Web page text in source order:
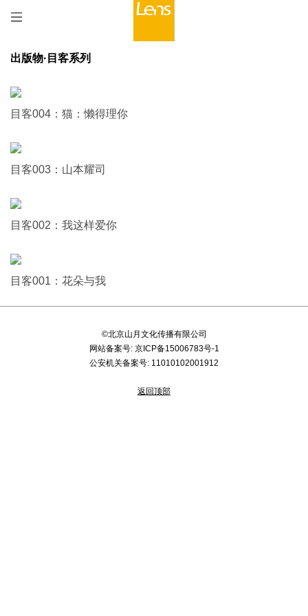
出版物·目客系列
目客004：猫：懒得理你
目客003：山本耀司
目客002：我这样爱你
目客001：花朵与我
©北京山月文化传播有限公司
网站备案号: 京ICP备15006783号-1
公安机关备案号: 11010102001912
返回顶部